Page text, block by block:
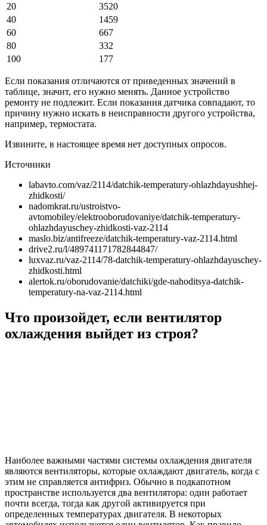
20
3520
40
1459
60
667
80
332
100
177
Если показания отличаются от приведенных значений в
таблице, значит, его нужно менять. Данное устройство
ремонту не подлежит. Если показания датчика совпадают, то
причину нужно искать в неисправности другого устройства,
например, термостата.
Извините, в настоящее время нет доступных опросов.
Источники
labavto.com/vaz/2114/datchik-temperatury-ohlazhdayushhej-
zhidkosti/
nadomkrat.ru/ustroistvo-
avtomobiley/elektrooborudovaniye/datchik-temperatury-
ohlazhdayuschey-zhidkosti-vaz-2114
maslo.biz/antifreeze/datchik-temperatury-vaz-2114.html
drive2.ru/l/489741171782844847/
luxvaz.ru/vaz-2114/78-datchik-temperatury-ohlazhdayuschey-
zhidkosti.html
alertok.ru/oborudovanie/datchiki/gde-nahoditsya-datchik-
temperatury-na-vaz-2114.html
Что произойдет, если вентилятор
охлаждения выйдет из строя?
Наиболее важными частями системы охлаждения двигателя
являются вентиляторы, которые охлаждают двигатель, когда с
этим не справляется антифриз. Обычно в подкапотном
пространстве используется два вентилятора: один работает
почти всегда, тогда как другой активируется при
определенных температурах двигателя. В некоторых